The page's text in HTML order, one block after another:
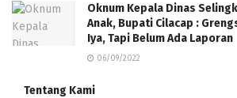
Oknum Kepala Dinas
Anak, Bupati Cilacap :
Iya, Tapi Belum Ada Laporan
06/09/2022
Tentang Kami